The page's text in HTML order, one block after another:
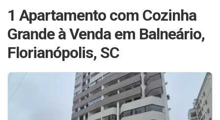
1 Apartamento com Cozinha
Grande à Venda em Balneário,
Florianópolis, SC